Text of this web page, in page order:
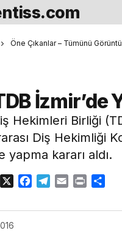
Öne Çıkanlar – Tümünü
İzmir’de
Hekimleri Birliği
Diş Hekimliği
yapma kararı aldı.
LinkedIn
X Facebook
Telegram
Email Print